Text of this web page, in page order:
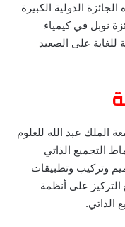
الدولية الكبيرة
نوبل في كيمياء
للغاية على الصعيد
الملك عبد الله للعلوم
التجميع الذاتي
وتركيب وتطبيقات
التركيز على أنظمة
الذاتي.